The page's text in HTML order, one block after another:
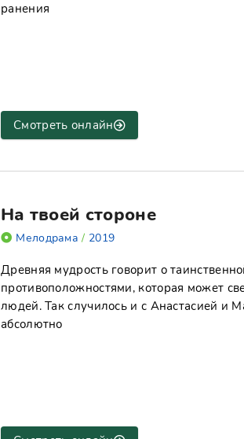
ранения
Смотреть онлайн
На твоей стороне
Мелодрама / 2019
Древняя мудрость говорит о
противоположностями, которая может
людей. Так случилось и с Анастасией и
абсолютно